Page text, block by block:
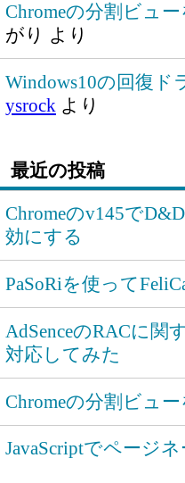
Chromeの分割ビュ
がり より
Windows10の回復ド
ysrockより
最近の投稿
Chromeのv145で
効にする
PaSoRiを使って
AdSenceのRACに関
対応してみた
Chromeの分割ビュ
JavaScriptでページ